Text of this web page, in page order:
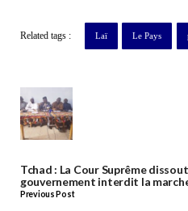
Related tags : Laï Le Pays
Tchad : La Cour Suprême
gouvernement interdit la
Previous Post